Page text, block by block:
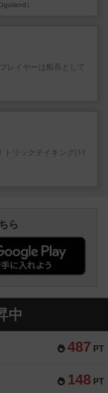
）
レイヤーは船長として
トリックテイキング(ﾄﾘ
ら
中
487 PT
148 PT